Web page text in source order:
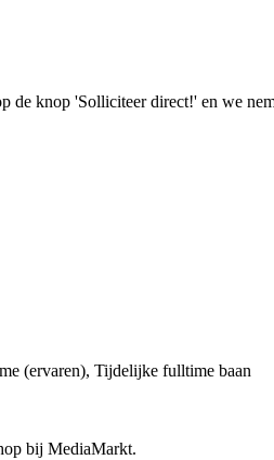
de knop 'Solliciteer direct!' en we
(ervaren), Tijdelijke fulltime baan
bij MediaMarkt.